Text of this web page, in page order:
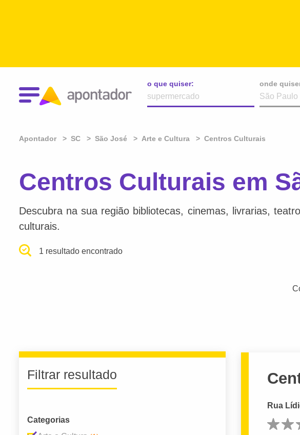
o que quiser:
onde
Apontador SC São José Arte e Cultura Centros Culturais
Centros Culturais em
Descubra na sua região bibliotecas, cinemas, livrarias,
culturais.
1 resultado encontrado
Filtrar resultado
Categorias
Rua